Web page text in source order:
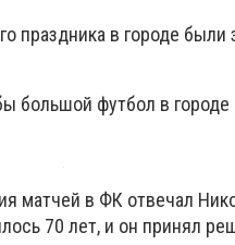
праздника в городе были
большой футбол в городе
матчей в ФК отвечал
70 лет, и он принял